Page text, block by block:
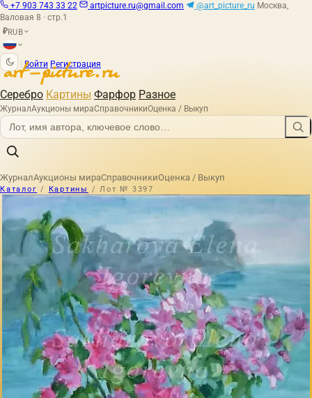
+7 903 743 33 22 artpicture.ru@gmail.com @art_picture_ru Москва,
Валовая 8 · стр.1
₽RUB
Войти Регистрация
Серебро Картины Фарфор Разное
ЖурналАукционы мираСправочникиОценка / Выкуп
ЖурналАукционы мираСправочникиОценка / Выкуп
Каталог / Картины / Лот № 3397